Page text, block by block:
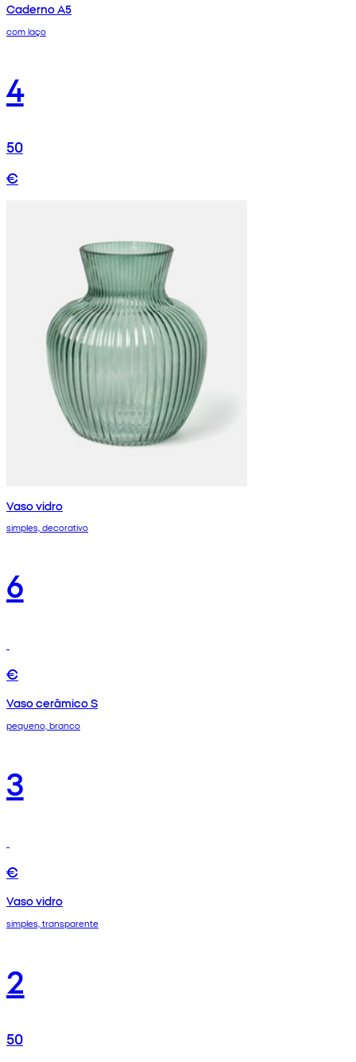
Caderno A5
com laço
4
50
€
Vaso vidro
simples, decorativo
6
€
Vaso cerâmico S
pequeno, branco
3
€
Vaso vidro
simples, transparente
2
50